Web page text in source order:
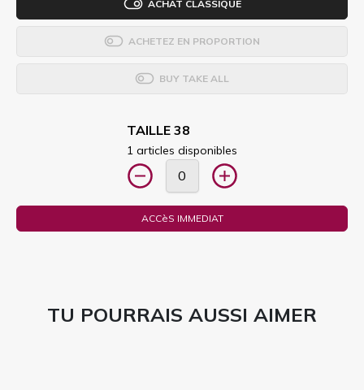
ACHAT CLASSIQUE
ACHETEZ EN PROPORTION
BUY TAKE ALL
TAILLE 38
1 articles disponibles
ACCèS IMMEDIAT
TU POURRAIS AUSSI AIMER